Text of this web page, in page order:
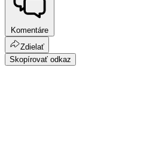
Komentáre
Zdielať
Skopírovať odkaz